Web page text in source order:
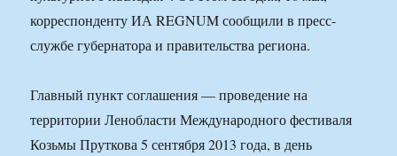
корреспонденту ИА REGNUM сообщили в пресс-
службе губернатора и правительства региона.
Главный пункт соглашения — проведение на
территории Ленобласти Международного фестиваля
Козьмы Пруткова 5 сентября 2013 года, в день